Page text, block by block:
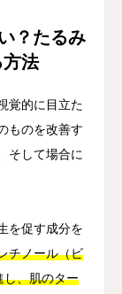
？たるみ
法
覚的に目立た
ものを改善す
そして場合に
を促す成分を
チノール（ビ
し、肌のター